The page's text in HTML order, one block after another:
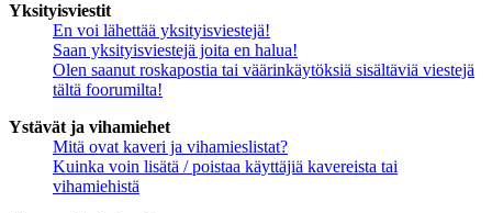
Yksityisviestit
En voi lähettää yksityisviestejä!
Saan yksityisviestejä joita en halua!
Olen saanut roskapostia tai väärinkäytöksiä sisältäviä viestejä
tältä foorumilta!
Ystävät ja vihamiehet
Mitä ovat kaveri ja vihamieslistat?
Kuinka voin lisätä / poistaa käyttäjiä kavereista tai
vihamiehistä